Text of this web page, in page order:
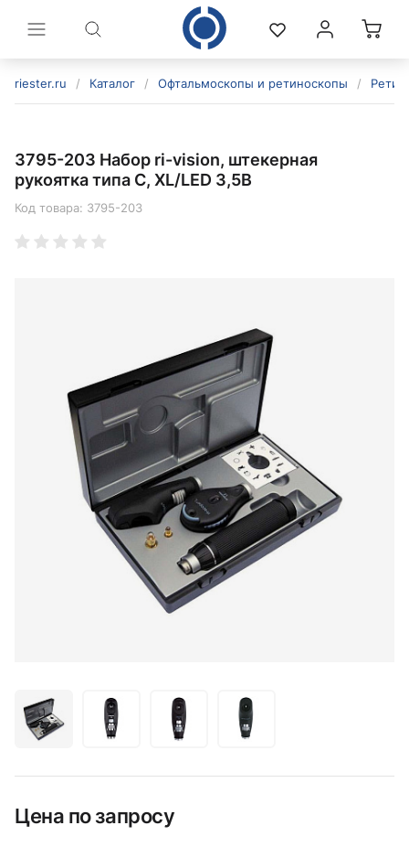
riester.ru / Каталог / Офтальмоскопы и ретиноскопы /
3795-203 Набор ri-vision, штекерная
рукоятка типа C, XL/LED 3,5В
Код товара: 3795-203
Цена по запросу
политикой конфиденциальности